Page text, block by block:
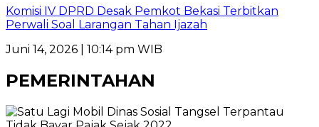
Komisi IV DPRD Desak Pemkot Bekasi Terbitkan
Perwali Soal Larangan Tahan Ijazah
Juni 14, 2026 | 10:14 pm WIB
PEMERINTAHAN